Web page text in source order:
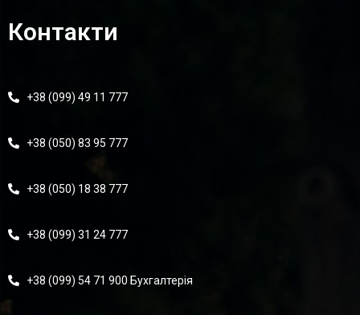
Контакти
+38 (099) 49 11 777
+38 (050) 83 95 777
+38 (050) 18 38 777
+38 (099) 31 24 777
+38 (099) 54 71 900 Бухгалтерія